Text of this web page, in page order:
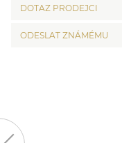
DOTAZ PRODEJCI
ODESLAT ZNÁMÉMU